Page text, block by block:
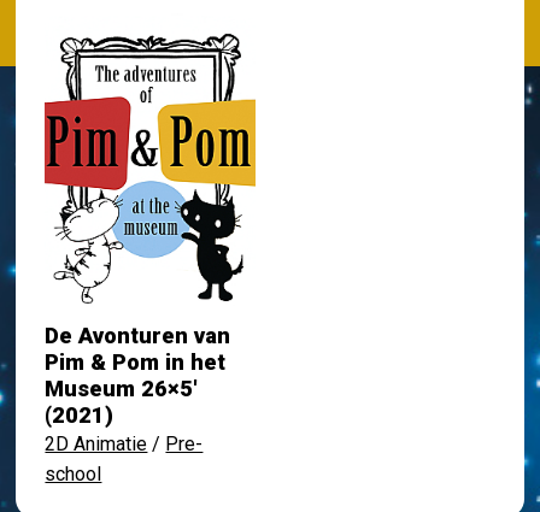
De Avonturen van
Pim & Pom in het
Museum 26×5′
(2021)
2D Animatie / Pre-
school